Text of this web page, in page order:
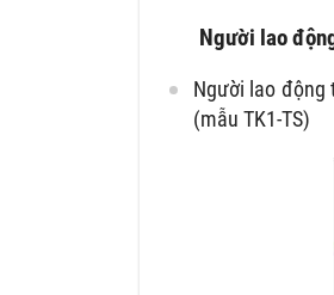
Người lao
Người lao động
(mẫu TK1-TS)